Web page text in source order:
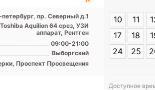
пр. Северный д.1
Aquilion 64 срез, УЗИ
аппарат, Рентген
09:00-21:00
Выборгский
Проспект Просвещения
10
11
17
18
24
25
Доступное